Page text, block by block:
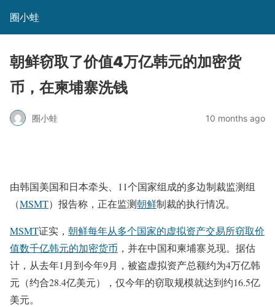
圈小蛙
朝鲜窃取了价值4万亿韩元的加密货
币，在柬埔寨洗钱
圈小蛙 10 months ago
由韩国美国和日本牵头、11个国家组成的多边制裁监测组
（MSMT）报告称，正在监测朝鲜制裁的执行情况。
MSMT证实， 朝鲜每年从多个国家的虚拟资产交易所窃取价
值数千亿韩元的加密货币 ，并在中国和柬埔寨兑现。据估
计，从去年1月到今年9月，被盗虚拟资产总额约为4万亿韩
元（约合28.4亿美元），仅今年的窃取规模就达到约16.5亿
美元。